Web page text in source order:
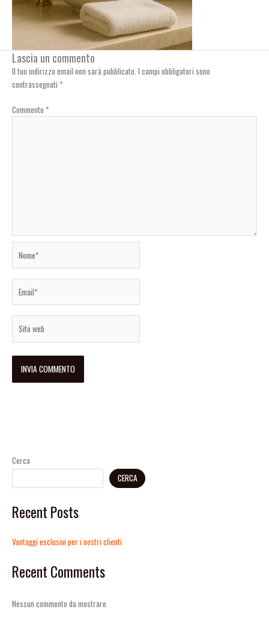
Cerca
CERCA
Recent Posts
Vantaggi esclusivi per i nostri clienti
Recent Comments
Nessun commento da mostrare.
Lascia un commento
Il tuo indirizzo email non sarà pubblicato. I campi obbligatori sono
contrassegnati *
Commento *
web